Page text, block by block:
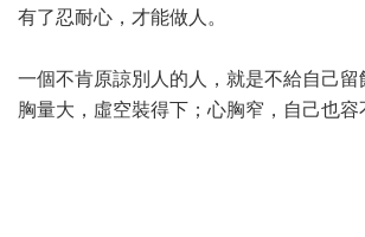
有了忍耐心，才能做人。
一個不肯原諒別人的人，就是不給自己留
胸量大，虛空裝得下；心胸窄，自己也容